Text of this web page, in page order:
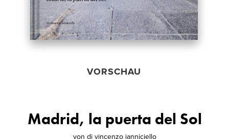
VORSCHAU
Madrid, la puerta del Sol
von di vincenzo ianniciello